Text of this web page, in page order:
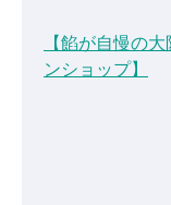
【餡が自慢の
ンショップ】